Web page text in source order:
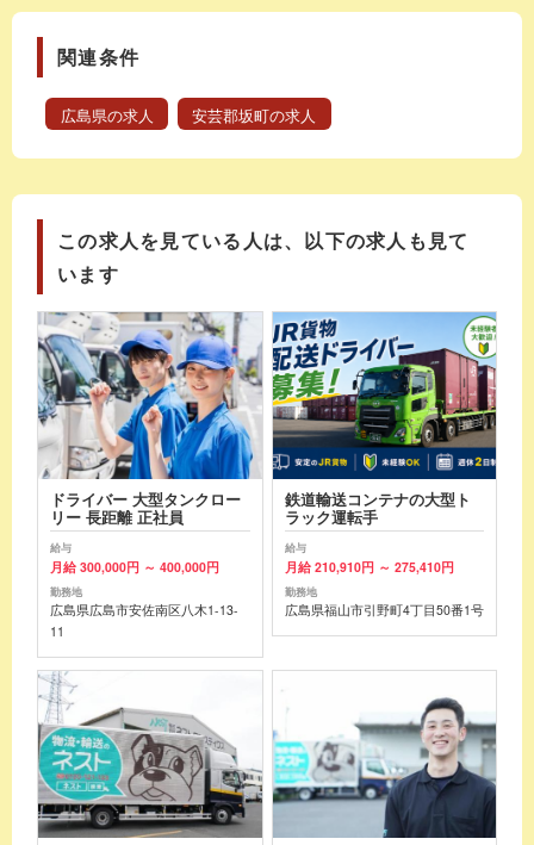
関連条件
広島県の求人 安芸郡坂町の求人
この求人を見ている人は、以下の求人も見て
います
ドライバー 大型タンクロー
リー 長距離 正社員
給与
月給 300,000円 ～ 400,000円
勤務地
広島県広島市安佐南区八木1-13-
11
鉄道輸送コンテナの大型ト
ラック運転手
給与
月給 210,910円 ～ 275,410円
勤務地
広島県福山市引野町4丁目50番1号